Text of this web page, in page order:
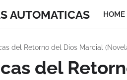
AUTOMATICAS HOME
del Retorno del Dios Marcial
del